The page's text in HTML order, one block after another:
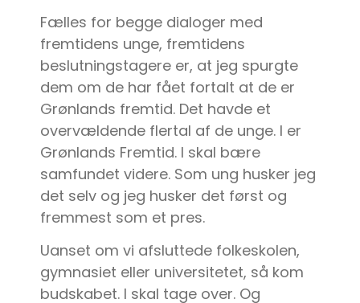
Fælles for begge dialoger med
fremtidens unge, fremtidens
beslutningstagere er, at jeg spurgte
dem om de har fået fortalt at de er
Grønlands fremtid. Det havde et
overvældende flertal af de unge. I er
Grønlands Fremtid. I skal bære
samfundet videre. Som ung husker jeg
det selv og jeg husker det først og
fremmest som et pres.
Uanset om vi afsluttede folkeskolen,
gymnasiet eller universitetet, så kom
budskabet. I skal tage over. Og